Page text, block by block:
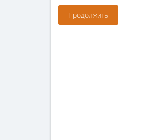
Продолжить